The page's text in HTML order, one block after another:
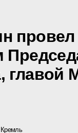
главой